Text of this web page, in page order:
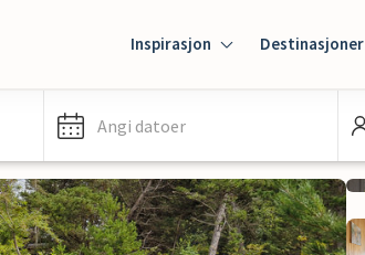
Inspirasjon Destinasjoner
Angi datoer